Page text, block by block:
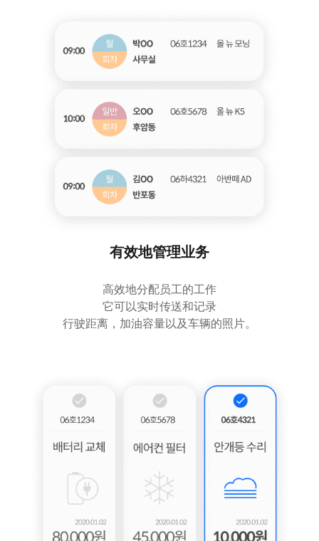
有效地管理业务
高效地分配员工的工作
它可以实时传送和记录
行驶距离，加油容量以及车辆的照片。